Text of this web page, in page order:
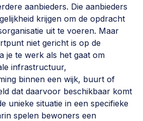
WijkWijzer >
noodsteunpunten,
>
buurt vergroenen, SDG >
aanbieders. Die aanbieders
krijgen om de opdracht
uit te voeren. Maar
niet gericht is op de
je te werk als het gaat om
infrastructuur,
binnen een wijk, buurt of
dat daarvoor beschikbaar komt
unieke situatie in een specifieke
spelen bewoners een